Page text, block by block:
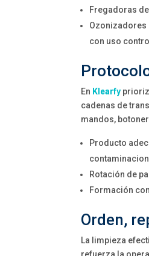
Fregadoras
Ozonizadores
con uso
En Klearfy
cadenas de
mandos,
Producto
Rotación de
Formación
Orden,
La limpieza